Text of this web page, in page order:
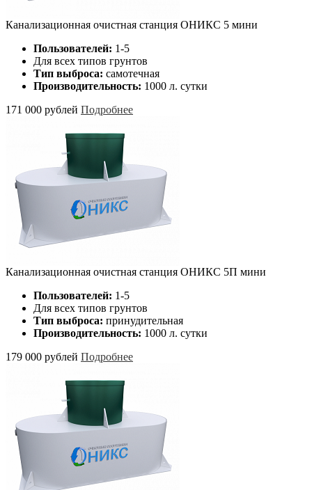
Канализационная очистная станция ОНИКС 5 мини
Пользователей: 1-5
Для всех типов грунтов
Тип выброса: самотечная
Производительность: 1000 л. сутки
171 000 рублей Подробнее
Канализационная очистная станция ОНИКС 5П мини
Пользователей: 1-5
Для всех типов грунтов
Тип выброса: принудительная
Производительность: 1000 л. сутки
179 000 рублей Подробнее